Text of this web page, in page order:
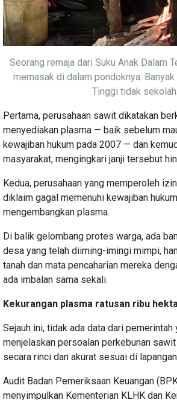
Seorang remaja dari Suku Anak Dalam
memasak di dalam pondoknya.
Tinggi tidak sekolah.
Pertama, perusahaan sawit dikatakan
menyediakan plasma — baik sebelum
kewajiban hukum pada 2007 — dan
masyarakat, mengingkari janji tersebut
Kedua, perusahaan yang memperoleh
diklaim gagal memenuhi kewajiban
mengembangkan plasma.
Di balik gelombang protes warga, ada
desa yang telah diiming-imingi mimpi,
tanah dan mata pencaharian mereka
ada imbalan sama sekali.
Kekurangan plasma ratusan ribu
Sejauh ini, tidak ada data dari pemerintah
menjelaskan persoalan perkebunan
secara rinci dan akurat sesuai di
Audit Badan Pemeriksaan Keuangan
menyimpulkan Kementerian KLHK dan